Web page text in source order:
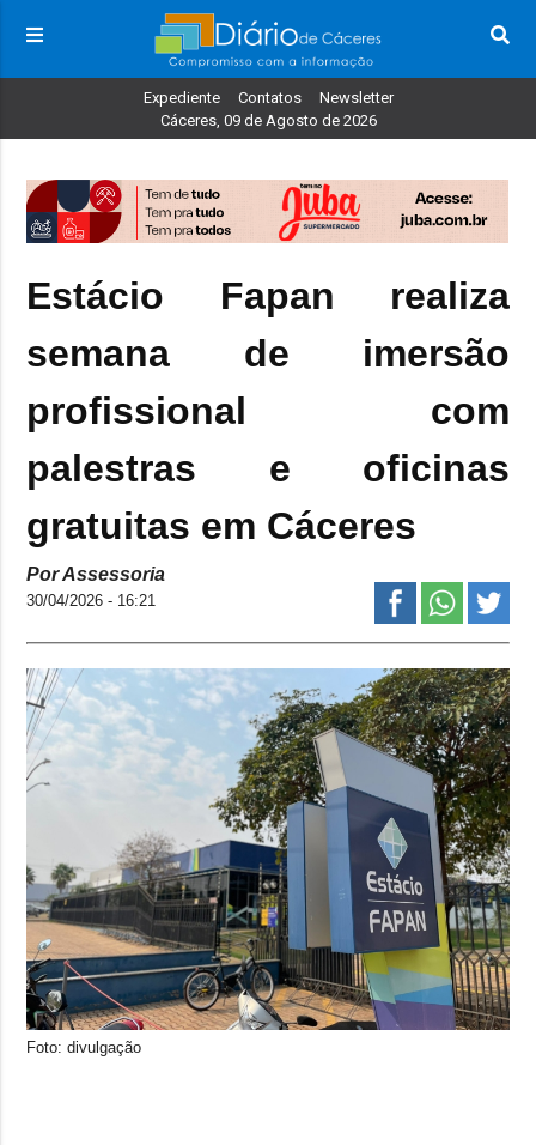
Expediente Contatos
Newsletter
Cáceres, 09 de Agosto de 2026
Estácio Fapan realiza
semana de imersão
profissional com
palestras e oficinas
gratuitas em Cáceres
Por Assessoria
30/04/2026 - 16:21
Foto: divulgação